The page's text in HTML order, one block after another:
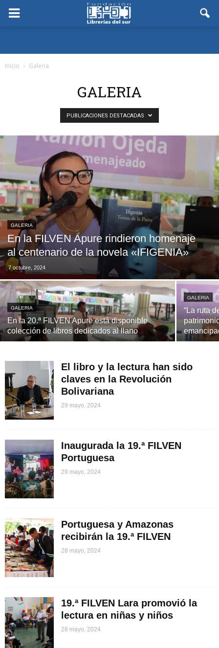
Inicio Galeria
GALERIA
PUBLICACIONES DESTACADAS
GALERIA
En la FILVEN Apure rindieron homenaje
al centenario de la novela «IFIGENIA»
7 octubre, 2024
GALERIA
En la 20.ª FILVEN Apure está disponible
colección de libros dedicados al llano
GALERIA
“La ruta
El libro y la lectura han sido
claves en la Revolución
Bolivariana
29 mayo, 2024
Inaugurada la 19.ª FILVEN
Portuguesa
29 mayo, 2024
Portuguesa y Amazonas
recibirán la 19.ª FILVEN
28 mayo, 2024
19.ª FILVEN Lara promovió la
lectura en niñas y niños
28 mayo, 2024